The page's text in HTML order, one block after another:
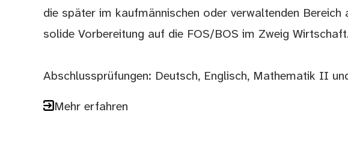
die später im kaufmännischen oder verwaltenden
solide Vorbereitung auf die FOS/BOS im Zweig
Abschlussprüfungen: Deutsch, Englisch, Mathematik II
Mehr erfahren